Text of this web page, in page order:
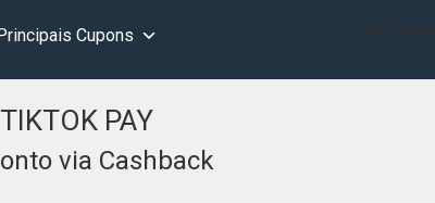
Cupons
PAY
via Cashback